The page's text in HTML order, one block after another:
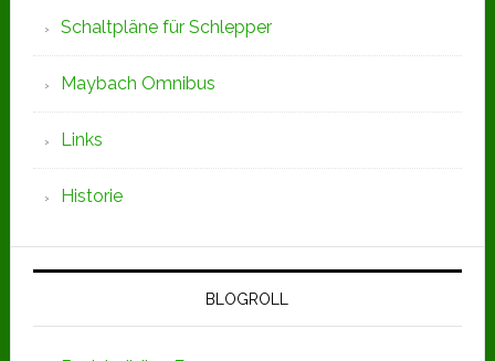
Schaltpläne für Schlepper
Maybach Omnibus
Links
Historie
BLOGROLL